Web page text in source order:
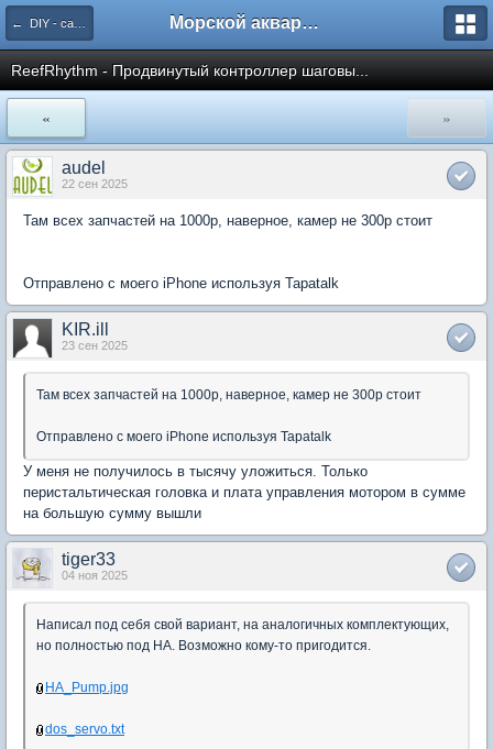
← DIY - самоделки. Схемотехника. Морской аквариум. Форумы ReefCentral.ru
ReefRhythm - Продвинутый контроллер шаговы...
« »
audel
22 сен 2025
Там всех запчастей на 1000р, наверное, камер не 300р стоит
Отправлено с моего iPhone используя Tapatalk
KIR.ill
23 сен 2025
Там всех запчастей на 1000р, наверное, камер не 300р стоит
Отправлено с моего iPhone используя Tapatalk
У меня не получилось в тысячу уложиться. Только
перистальтическая головка и плата управления мотором в сумме
на большую сумму вышли
tiger33
04 ноя 2025
Написал под себя свой вариант, на аналогичных комплектующих,
но полностью под HA. Возможно кому-то пригодится.
HA_Pump.jpg
dos_servo.txt